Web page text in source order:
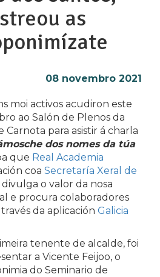
as
08 novembro 2021
moi activos acudiron este
ao Salón de Plenos da
Carnota para asistir á charla
dos nomes da túa
que Real Academia
coa Secretaría Xeral de
divulga o valor da nosa
e procura colaboradores
da aplicación Galicia
tenente de alcalde, foi
a Vicente Feijoo, o
do Seminario de